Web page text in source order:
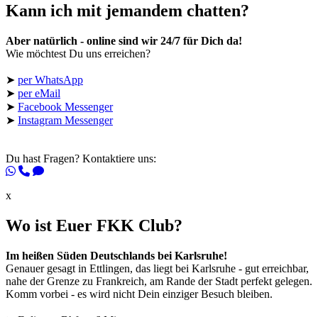
Kann ich mit jemandem chatten?
Aber natürlich - online sind wir 24/7 für Dich da!
Wie möchtest Du uns erreichen?
➤ per WhatsApp
➤ per eMail
➤ Facebook Messenger
➤ Instagram Messenger
Du hast Fragen? Kontaktiere uns:
x
Wo ist Euer FKK Club?
Im heißen Süden Deutschlands bei Karlsruhe!
Genauer gesagt in Ettlingen, das liegt bei Karlsruhe - gut erreichbar,
nahe der Grenze zu Frankreich, am Rande der Stadt perfekt gelegen.
Komm vorbei - es wird nicht Dein einziger Besuch bleiben.